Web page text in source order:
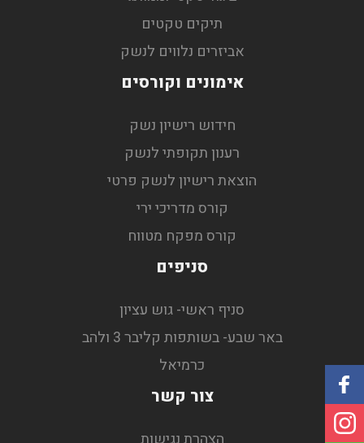
תיקים טקטים
אביזרים נלווים לנשק
אימונים וקורסים
חידוש רישיון נשק
רענון תקופתי לנשק
הוצאת רישיון לנשק פרטי
קורס מדריכי ירי
קורס מפקח מטווח
סניפים
סניף ראשי- גוש עציון
באר שבע- בשותפות קליבר 3 ולהב
כרמיאל
צור קשר